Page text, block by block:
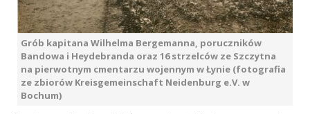
Grób kapitana Wilhelma Bergemanna, poruczników
Bandowa i Heydebranda oraz 16 strzelców ze Szczytna
na pierwotnym cmentarzu wojennym w Łynie (fotografia
ze zbiorów Kreisgemeinschaft Neidenburg e.V. w
Bochum)